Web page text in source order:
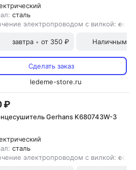
сталь
электропроводом с вилкой: есть
завтра • от 350 ₽ Наличными
Сделать заказ
ledeme-store.ru
₽
Gerhans K680743W-3
сталь
электропроводом с вилкой: есть